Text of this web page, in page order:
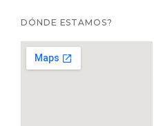
DÓNDE ESTAMOS?